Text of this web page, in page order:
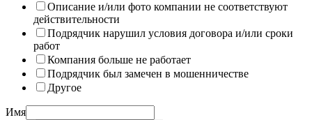
Описание и/или фото компании не соответствуют
действительности
Подрядчик нарушил условия договора и/или сроки
работ
Компания больше не работает
Подрядчик был замечен в мошенничестве
Другое
Имя